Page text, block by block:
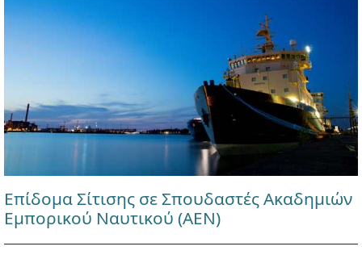
Επίδομα Σίτισης σε Σπουδαστές Ακαδημιών
Εμπορικού Ναυτικού (ΑΕΝ)